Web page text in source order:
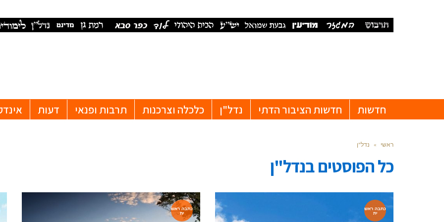
חדשות חדשות הציבור הדתי נדל"ן כלכלה וצרכנות תרבות ופנאי דעות
ראשי » נדל"ן
כל הפוסטים בנדל"ן
כתבה ראש
ית
כתבה ראש
ית